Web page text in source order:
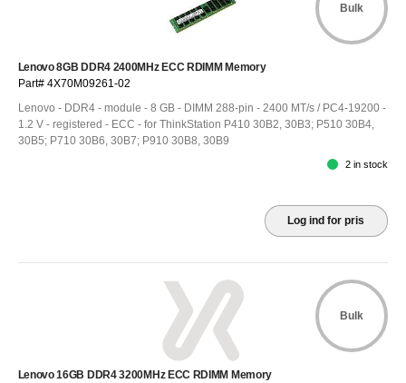
Bulk
Lenovo 8GB DDR4 2400MHz ECC RDIMM Memory
Part# 4X70M09261-02
Lenovo - DDR4 - module - 8 GB - DIMM 288-pin - 2400 MT/s / PC4-19200 -
1.2 V - registered - ECC - for ThinkStation P410 30B2, 30B3; P510 30B4,
30B5; P710 30B6, 30B7; P910 30B8, 30B9
2 in stock
Log ind for pris
Bulk
Lenovo 16GB DDR4 3200MHz ECC RDIMM Memory